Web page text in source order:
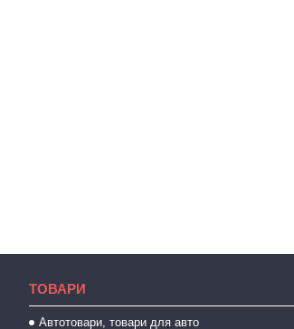
ТОВАРИ
Автотовари, товари для авто